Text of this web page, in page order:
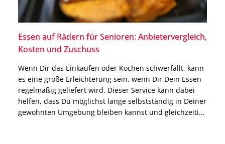
Essen auf Rädern für Senioren: Anbietervergleich,
Kosten und Zuschuss
Wenn Dir das Einkaufen oder Kochen schwerfällt, kann
es eine große Erleichterung sein, wenn Dir Dein Essen
regelmäßig geliefert wird. Dieser Service kann dabei
helfen, dass Du möglichst lange selbstständig in Deiner
gewohnten Umgebung bleiben kannst und gleichzeitig